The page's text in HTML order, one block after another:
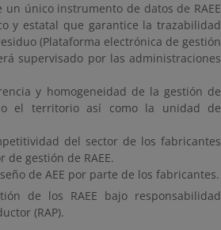
un único instrumento de datos de RAEE
y estatal que garantice la trazabilidad
(Plataforma electrónica de gestión
supervisado por las administraciones
y homogeneidad de la gestión de
el territorio así como la unidad de
del sector de los fabricantes
de gestión de RAEE.
de AEE por parte de los fabricantes.
de los RAEE bajo responsabilidad
(RAP).